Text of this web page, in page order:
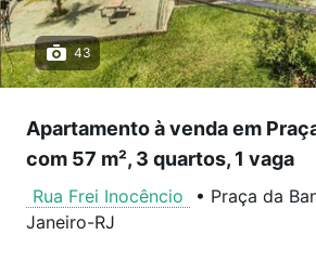
43
Apartamento à venda em
com 57 m², 3 quartos, 1 vaga
Rua Frei Inocêncio • Praça da
Janeiro-RJ